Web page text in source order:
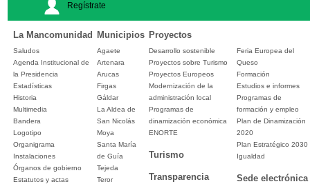
Regístrate
La Mancomunidad Municipios Proyectos
Saludos
Agenda Institucional de
la Presidencia
Estadísticas
Historia
Multimedia
Bandera
Logotipo
Organigrama
Instalaciones
Órganos de gobierno
Estatutos y actas
Agaete
Artenara
Arucas
Firgas
Gáldar
La Aldea de
San Nicolás
Moya
Santa María
de Guía
Tejeda
Teror
Desarrollo sostenible
Proyectos sobre Turismo
Proyectos Europeos
Modernización de la
administración local
Programas de
dinamización económica
ENORTE
Turismo
Transparencia
Feria Europea del
Queso
Formación
Estudios e informes
Programas de
formación y empleo
Plan de Dinamización
2020
Plan Estratégico 2030
Igualdad
Sede electrónica